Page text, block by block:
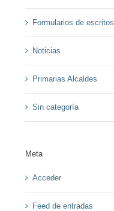
Formularios de escritos
Noticias
Primarias Alcaldes
Sin categoría
Meta
Acceder
Feed de entradas